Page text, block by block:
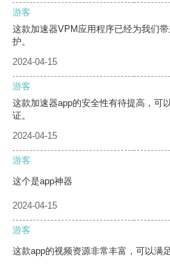
游客
这款加速器VPM应用程序已经为我们
护。
2024-04-15
游客
这款加速器app的安全性有待提高，可
证。
2024-04-15
游客
这个是app神器
2024-04-15
游客
这款app的视频资源非常丰富，可以满